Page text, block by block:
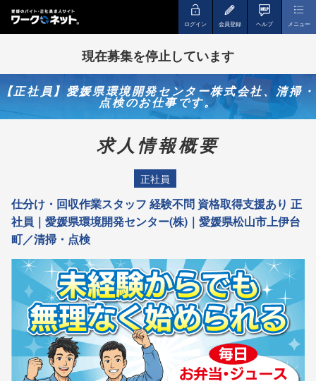
ログイン 会員登録 ヘルプ メニュー
現在募集を停止しています
【正社員】愛媛県環境開発センター株式会社、清掃・
点検のお仕事です。
求人情報概要
正社員
仕分け・回収作業スタッフ 経験不問 資格取得支援あり 正
社員｜愛媛県環境開発センター(株)｜愛媛県松山市上伊台
町／清掃・点検